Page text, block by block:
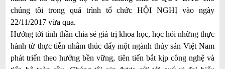
chúng tôi trong quá trình tổ chức HỘI NGHỊ vào ngày
22/11/2017 vừa qua.
Hướng tới tinh thần chia sẻ giá trị khoa học, học hỏi những thực
hành từ thực tiễn nhằm thúc đẩy một ngành thủy sản Việt Nam
phát triển theo hướng bền vững, tiên tiến bắt kịp công nghệ và